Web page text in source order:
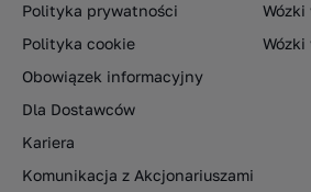
Polityka prywatności
Polityka cookie
Obowiązek informacyjny
Dla Dostawców
Kariera
Komunikacja z Akcjonariuszami
Wózki
Wózki